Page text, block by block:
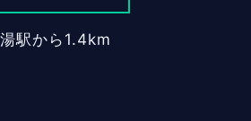
駅から1.4km